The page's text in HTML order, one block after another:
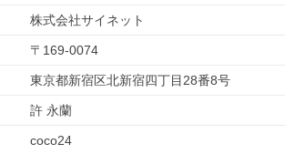
株式会社サイネット
〒 169-0074
東京都新宿区北新宿四丁目28番8号
許 永蘭
coco24